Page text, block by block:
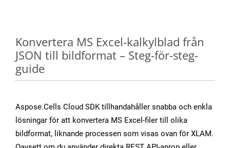
Konvertera MS Excel-kalkylblad från
JSON till bildformat – Steg-för-steg-
guide
Aspose.Cells Cloud SDK tillhandahåller snabba och enkla
lösningar för att konvertera MS Excel-filer till olika
bildformat, liknande processen som visas ovan för XLAM.